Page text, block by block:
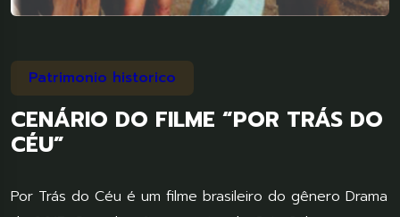
Patrimonio historico
CENÁRIO DO FILME “POR TRÁS DO
CÉU”
Por Trás do Céu é um filme brasileiro do gênero Drama